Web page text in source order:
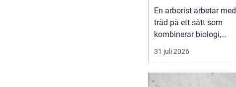
och friska träd
En arborist arbetar med
träd på ett sätt som
kombinerar biologi,
säkerhet och hantverk. I
en stad som Göteborg,
med tät bebyggelse,
31 juli 2026